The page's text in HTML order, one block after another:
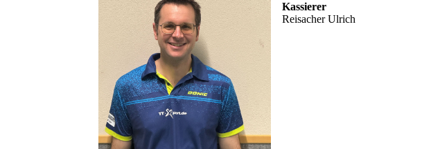
Kassierer
Reisacher Ulrich